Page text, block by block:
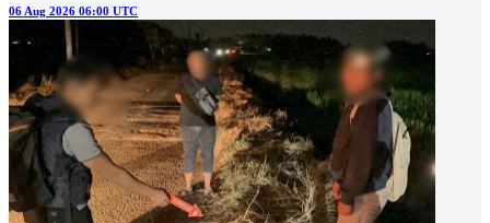
06 Aug 2026 06:00 UTC